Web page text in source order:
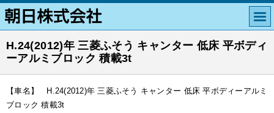
H.24(2012)年 三菱ふそう キャンター 低床 平ボディ
ーアルミブロック 積載3t
【車名】 H.24(2012)年 三菱ふそう キャンター 低床 平ボディーアルミ
ブロック 積載3t